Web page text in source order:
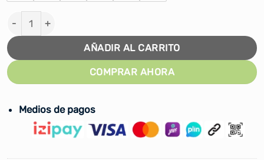
VENDA AUTO-ADHERENTE COBÁN - 5CM WINNER
AÑADIR AL CARRITO
COMPRAR AHORA
Medios de pagos